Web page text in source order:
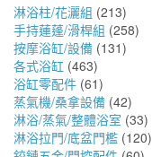
淋浴柱/花灑組 (213)
手持蓮蓬/滑桿組 (258)
按摩浴缸/設備 (131)
各式浴缸 (463)
浴缸零配件 (61)
蒸氣機/桑拿設備 (42)
淋浴/蒸氣/整體浴室 (33)
淋浴拉門/底盆門檻 (120)